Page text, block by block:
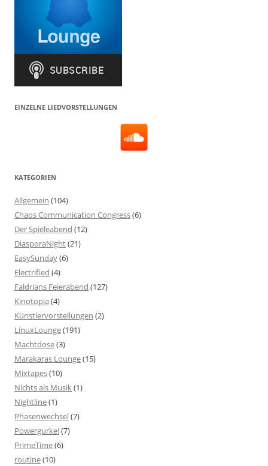
EINZELNE LIEDVORSTELLUNGEN
KATEGORIEN
Allgemein (104)
Chaos Communication Congress(6)
Der Spieleabend (12)
DiasporaNight(21)
EasySunday(6)
Electrified (4)
Faldrians Feierabend (127)
Kinotopia(4)
Künstlervorstellungen (2)
LinuxLounge(191)
Machtdose(3)
Marakaras Lounge(15)
Mixtapes(10)
Nichts als Musik(1)
Nightline(1)
Phasenwechsel(7)
Powergurke!(7)
PrimeTime(6)
routine(10)